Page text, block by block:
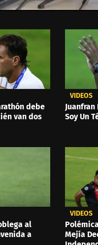
debe
van dos
VIDEOS
Juanfran
Soy Un
al
a
VIDEOS
Mejía